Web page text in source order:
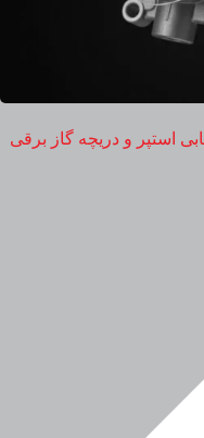
استپر و دریچه گاز برقی